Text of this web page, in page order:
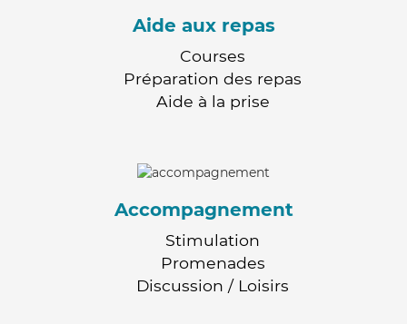
Aide aux repas
Courses
Préparation des repas
Aide à la prise
Accompagnement
Stimulation
Promenades
Discussion / Loisirs